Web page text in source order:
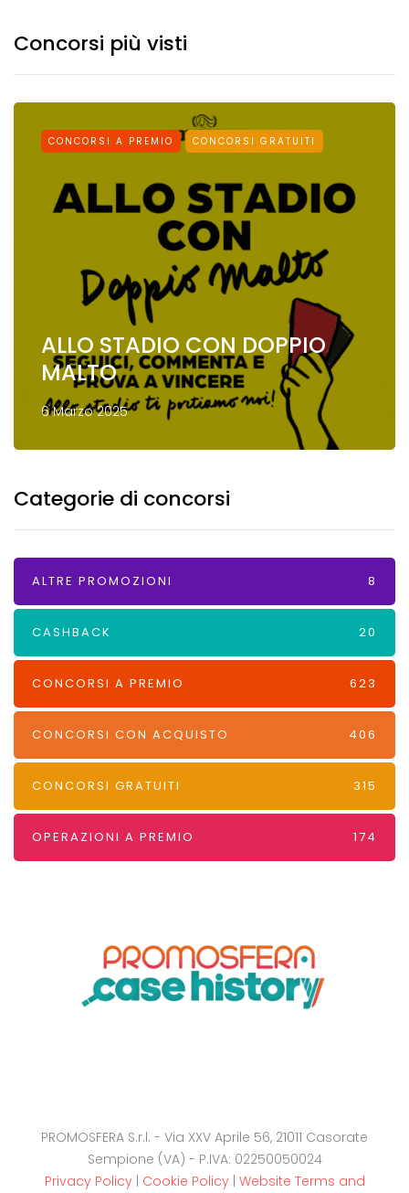
Concorsi più visti
CONCORSI A PREMIO CONCORSI GRATUITI
ALLO STADIO CON DOPPIO
MALTO
6 Marzo 2025
Categorie di concorsi
ALTRE PROMOZIONI 8
CASHBACK 20
CONCORSI A PREMIO 623
CONCORSI CON ACQUISTO 406
CONCORSI GRATUITI 315
OPERAZIONI A PREMIO 174
PROMOSFERA S.r.l. - Via XXV Aprile 56, 21011 Casorate
Sempione (VA) - P.IVA: 02250050024
Privacy Policy| Cookie Policy| Website Terms and